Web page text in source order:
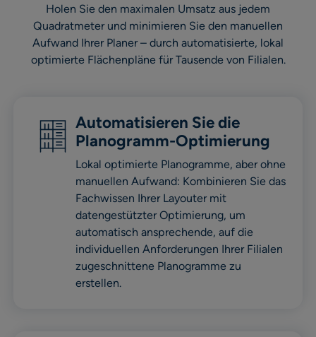
Holen Sie den maximalen Umsatz aus jedem
Quadratmeter und minimieren Sie den manuellen
Aufwand Ihrer Planer – durch automatisierte, lokal
optimierte Flächenpläne für Tausende von Filialen.
Automatisieren Sie die
Planogramm-Optimierung
Lokal optimierte Planogramme, aber ohne
manuellen Aufwand: Kombinieren Sie das
Fachwissen Ihrer Layouter mit
datengestützter Optimierung, um
automatisch ansprechende, auf die
individuellen Anforderungen Ihrer Filialen
zugeschnittene Planogramme zu
erstellen.